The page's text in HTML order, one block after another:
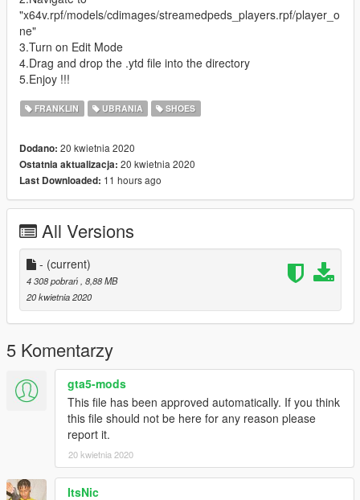
"x64v.rpf/models/cdimages/streamedpeds_players.rpf/player_o
ne"
3.Turn on Edit Mode
4.Drag and drop the .ytd file into the directory
5.Enjoy !!!
FRANKLIN UBRANIA SHOES
Dodano: 20 kwietnia 2020
Ostatnia aktualizacja: 20 kwietnia 2020
Last Downloaded: 11 hours ago
All Versions
- (current)
4 308 pobrań , 8,88 MB
20 kwietnia 2020
5 Komentarzy
gta5-mods
This file has been approved automatically. If you think
this file should not be here for any reason please
report it.
20 kwietnia 2020
ItsNic